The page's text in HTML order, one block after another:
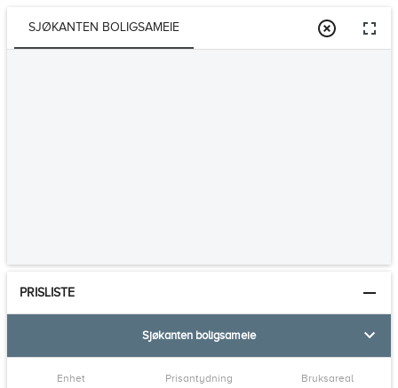
SJØKANTEN BOLIGSAMEIE
PRISLISTE
Sjøkanten boligsameie
Enhet Prisantydning Bruksareal